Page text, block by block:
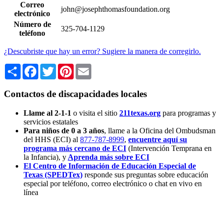
Correo
electrónico
john@josephthomasfoundation.org
Número de
teléfono
325-704-1129
¿Descubriste que hay un error? Sugiere la manera de corregirlo.
Share Facebook
TwitterPinterest
Contactos de discapacidades locales
Llame al 2-1-1 o visita el sitio 211texas.org para programas y
servicios estatales
Para niños de 0 a 3 años, llame a la Oficina del Ombudsman
del HHS (ECI) al 877-787-8999, encuentre aquí su
programa más cercano de ECI (Intervención Temprana en
la Infancia), y Aprenda más sobre ECI
El Centro de Información de Educación Especial de
Texas (SPEDTex) responde sus preguntas sobre educación
especial por teléfono, correo electrónico o chat en vivo en
línea